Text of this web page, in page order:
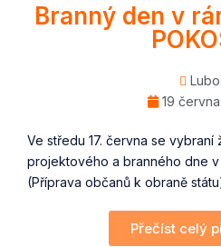
Branný den v
19
Ve středu 17. června se vybraní
projektového a branného dne v
(Příprava občanů k obraně
Přečíst celý